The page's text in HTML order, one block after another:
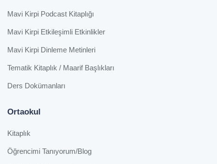
Mavi Kirpi Podcast Kitaplığı
Mavi Kirpi Etkileşimli Etkinlikler
Mavi Kirpi Dinleme Metinleri
Tematik Kitaplık / Maarif Başlıkları
Ders Dokümanları
Ortaokul
Kitaplık
Öğrencimi Tanıyorum/Blog